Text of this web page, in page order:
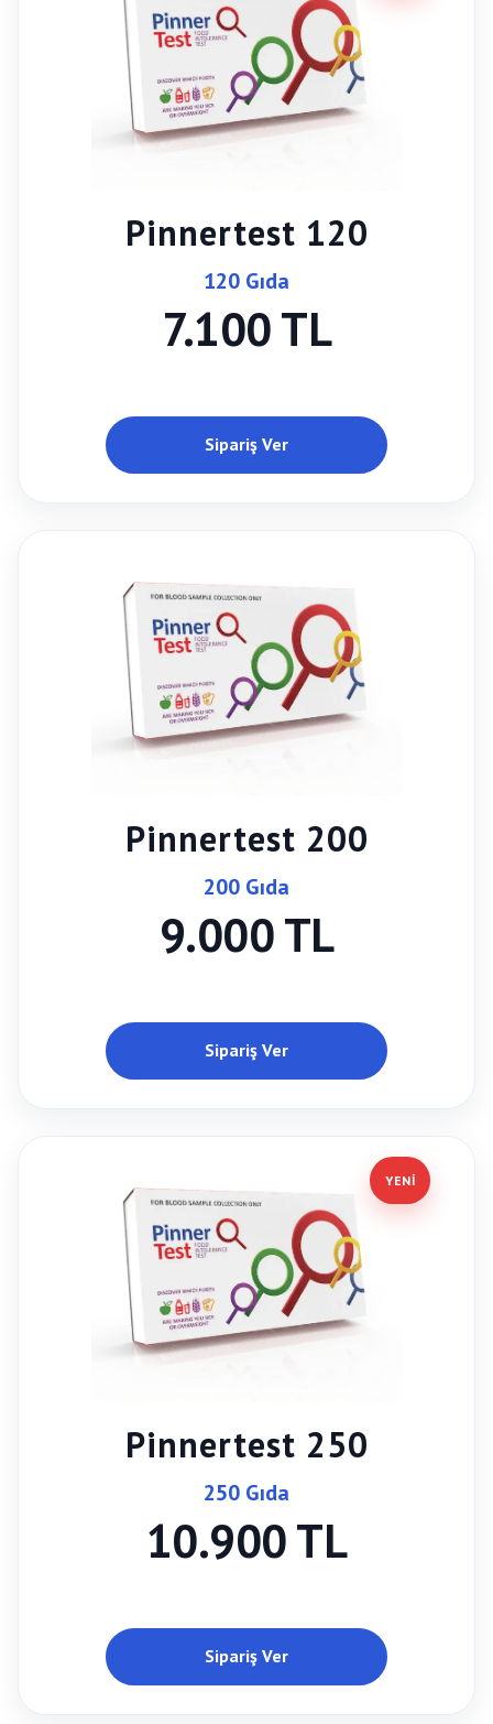
Pinnertest 120
120 Gıda
7.100 TL
Sipariş Ver
Pinnertest 200
200 Gıda
9.000 TL
Sipariş Ver
YENİ
Pinnertest 250
250 Gıda
10.900 TL
Sipariş Ver